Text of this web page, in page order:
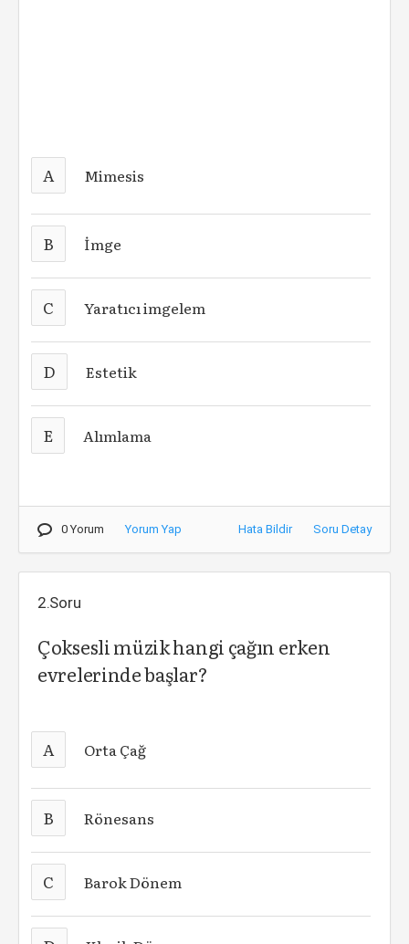
A Mimesis
B İmge
C Yaratıcı imgelem
D Estetik
E Alımlama
0 Yorum Yorum Yap Hata Bildir Soru Detay
2.Soru
Çoksesli müzik hangi çağın erken
evrelerinde başlar?
A Orta Çağ
B Rönesans
C Barok Dönem